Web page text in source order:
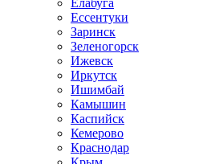
Елабуга
Ессентуки
Заринск
Зеленогорск
Ижевск
Иркутск
Ишимбай
Камышин
Каспийск
Кемерово
Краснодар